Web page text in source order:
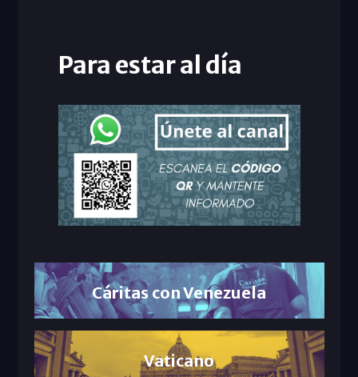
Para estar al día
Cáritas con Venezuela
Vaticano